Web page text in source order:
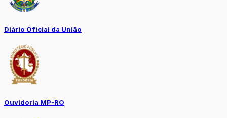
Diário Oficial da União
Ouvidoria MP-RO